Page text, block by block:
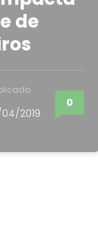
de
2019
0